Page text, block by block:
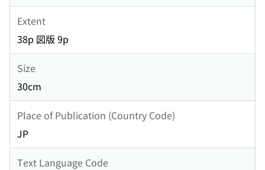
Extent
38p 図版 9p
Size
30cm
Place of Publication (Country Code)
JP
Text Language Code